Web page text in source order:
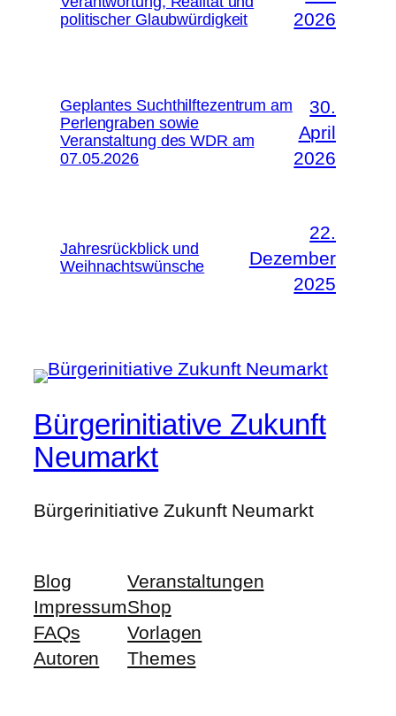
politischer Glaubwürdigkeit
2026
Geplantes Suchthilftezentrum am
Perlengraben sowie
Veranstaltung des WDR am
07.05.2026
30.
April
2026
Jahresrückblick und
Weihnachtswünsche
22.
Dezember
2025
Bürgerinitiative Zukunft
Neumarkt
Bürgerinitiative Zukunft Neumarkt
Blog
Impressum
FAQs
Autoren
Veranstaltungen
Shop
Vorlagen
Themes